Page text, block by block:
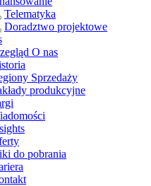
Telematyka
Doradztwo projektowe
O nas
Sprzedaży
produkcyjne
do pobrania